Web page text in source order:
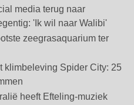
media terug naar
'Ik wil naar Walibi'
zeegrasaquarium ter
klimbeleving Spider City: 25
heeft Efteling-muziek